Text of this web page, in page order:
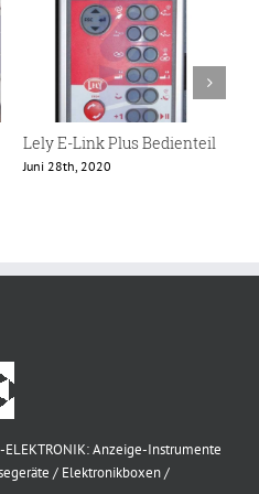
Lely E-Link Plus Bedienteil
Juni 28th, 2020
Anzeige-Instrumente
/ Elektronikboxen /